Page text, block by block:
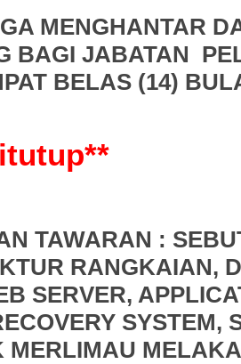
MENGHANTAR
BAGI JABATAN
BELAS (14)
**
TAWARAN :
RANGKAIAN,
SERVER,
SYSTEM,
MERLIMAU